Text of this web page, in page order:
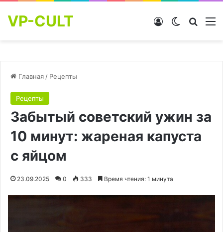
VP-CULT Switch skin
Войти
Главная / Рецепты
Рецепты
Забытый советский ужин за
10 минут: жареная капуста
с яйцом
23.09.2025 0 333 Время чтения: 1 минута